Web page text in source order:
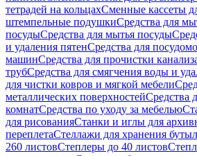
тетрадей на кольцахСменные кассеты
штемпельные подушкиСредства для
посудыСредства для мытья посуды
и удаления пятенСредства для
машинСредства для прочистки
трубСредства для смягчения воды и
для чистки ковров и мягкой мебели
металлических поверхностейСредства
комнатСредства по уходу за мебелью
для рисованияСтанки и иглы для
переплетаСтеллажи для хранения
260 листовСтеплеры до 40 листов